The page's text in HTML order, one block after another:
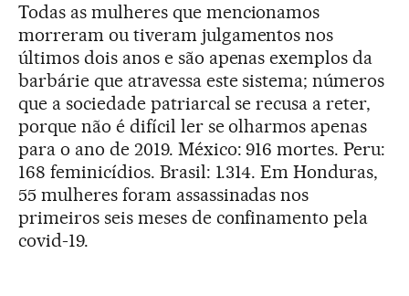
Todas as mulheres que mencionamos
morreram ou tiveram julgamentos nos
últimos dois anos e são apenas exemplos da
barbárie que atravessa este sistema; números
que a sociedade patriarcal se recusa a reter,
porque não é difícil ler se olharmos apenas
para o ano de 2019. México: 916 mortes. Peru:
168 feminicídios. Brasil: 1.314. Em Honduras,
55 mulheres foram assassinadas nos
primeiros seis meses de confinamento pela
covid-19.